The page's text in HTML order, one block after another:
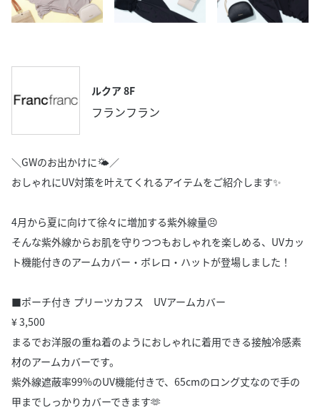
ルクア 8F
フランフラン
＼GWのお出かけに🌤️／
おしゃれにUV対策を叶えてくれるアイテムをご紹介します✨
4月から夏に向けて徐々に増加する紫外線量😣
そんな紫外線からお肌を守りつつもおしゃれを楽しめる、UVカッ
ト機能付きのアームカバー・ボレロ・ハットが登場しました！
■ポーチ付き プリーツカフス UVアームカバー
¥ 3,500
まるでお洋服の重ね着のようにおしゃれに着用できる接触冷感素
材のアームカバーです。
紫外線遮蔽率99%のUV機能付きで、65cmのロング丈なので手の
甲までしっかりカバーできます🫶